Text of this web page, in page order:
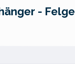
- Felge